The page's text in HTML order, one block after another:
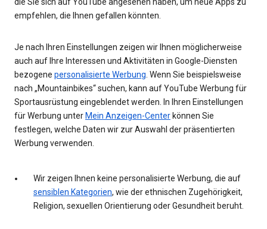
empfehlen, die Ihnen gefallen könnten.
Je nach Ihren Einstellungen zeigen wir Ihnen möglicherweise
auch auf Ihre Interessen und Aktivitäten in Google-Diensten
bezogene personalisierte Werbung . Wenn Sie beispielsweise
nach „Mountainbikes“ suchen, kann auf YouTube Werbung für
Sportausrüstung eingeblendet werden. In Ihren Einstellungen
für Werbung unterMein Anzeigen-Centerkönnen Sie
festlegen, welche Daten wir zur Auswahl der präsentierten
Werbung verwenden.
Wir zeigen Ihnen keine personalisierte Werbung, die auf
sensiblen Kategorien, wie der ethnischen Zugehörigkeit,
Religion, sexuellen Orientierung oder Gesundheit beruht.